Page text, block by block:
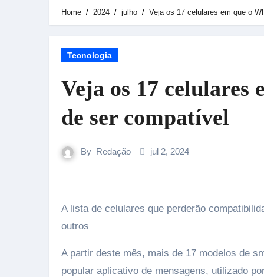
Home 2024 julho Veja os 17 celulares em que o
Tecnologia
Veja os 17 celulares
de ser compatível
By Redação jul 2, 2024
A lista de celulares que perderão compatibilidade com o WhatsApp tem modelos de iPhone, Samsung, LG e
outros
A partir deste mês, mais de 17 modelos de
popular aplicativo de mensagens, utilizado